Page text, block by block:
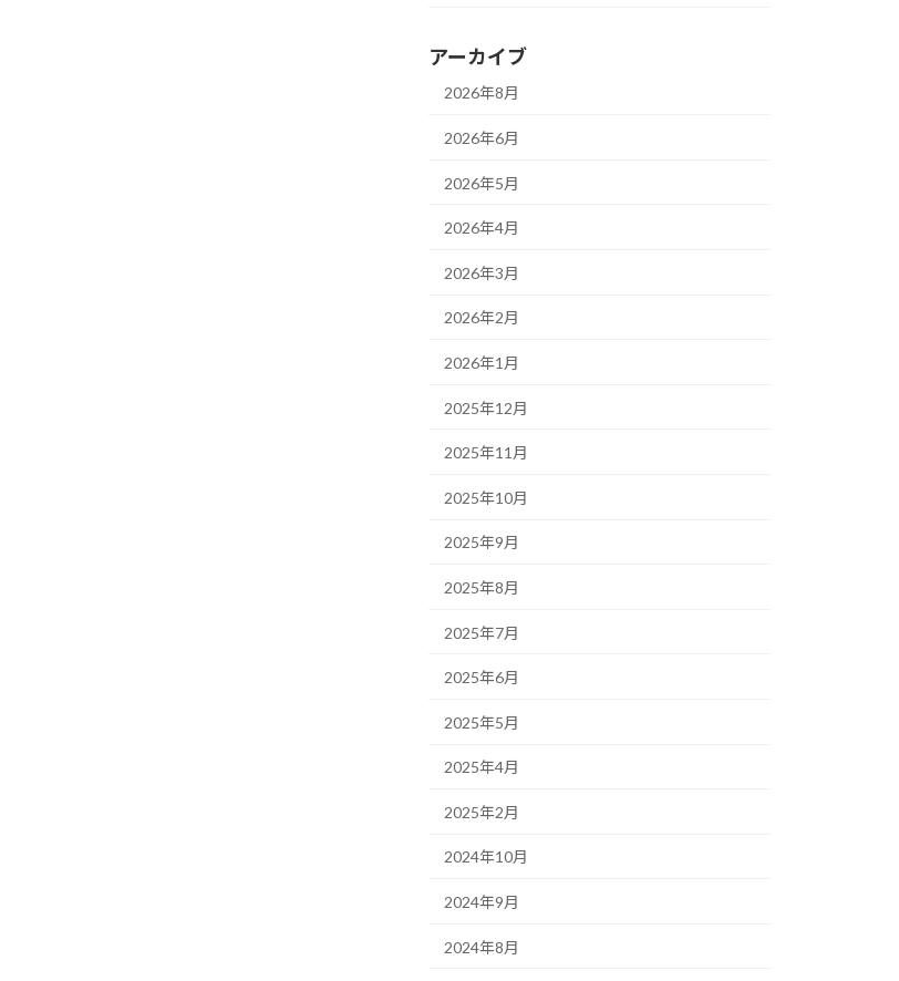
アーカイブ
2026年8月
2026年6月
2026年5月
2026年4月
2026年3月
2026年2月
2026年1月
2025年12月
2025年11月
2025年10月
2025年9月
2025年8月
2025年7月
2025年6月
2025年5月
2025年4月
2025年2月
2024年10月
2024年9月
2024年8月